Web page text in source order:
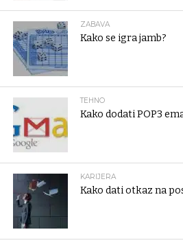
ZABAVA
Kako se igra jamb?
TEHNO
Kako dodati POP3
KARIJERA
Kako dati otkaz na